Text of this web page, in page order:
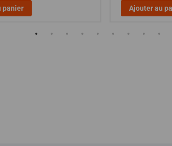
panier Ajouter au